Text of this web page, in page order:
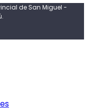
de San Miguel -